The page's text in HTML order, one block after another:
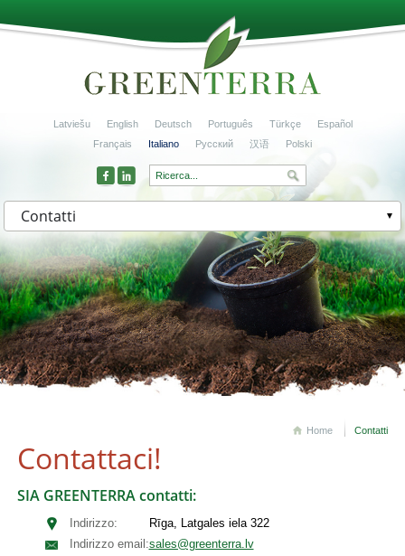
Latviešu English Deutsch Português Türkçe
Español
Français
Italiano Русский 汉语 Polski
Contatti
Home Contatti
Contattaci!
SIA GREENTERRA contatti:
Indirizzo:
Rīga, Latgales iela 322
Indirizzo email:sales@greenterra.lv